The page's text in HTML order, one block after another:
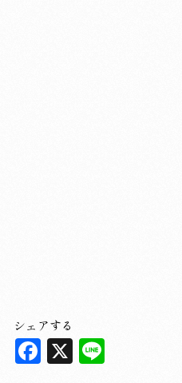
シェアする
F X